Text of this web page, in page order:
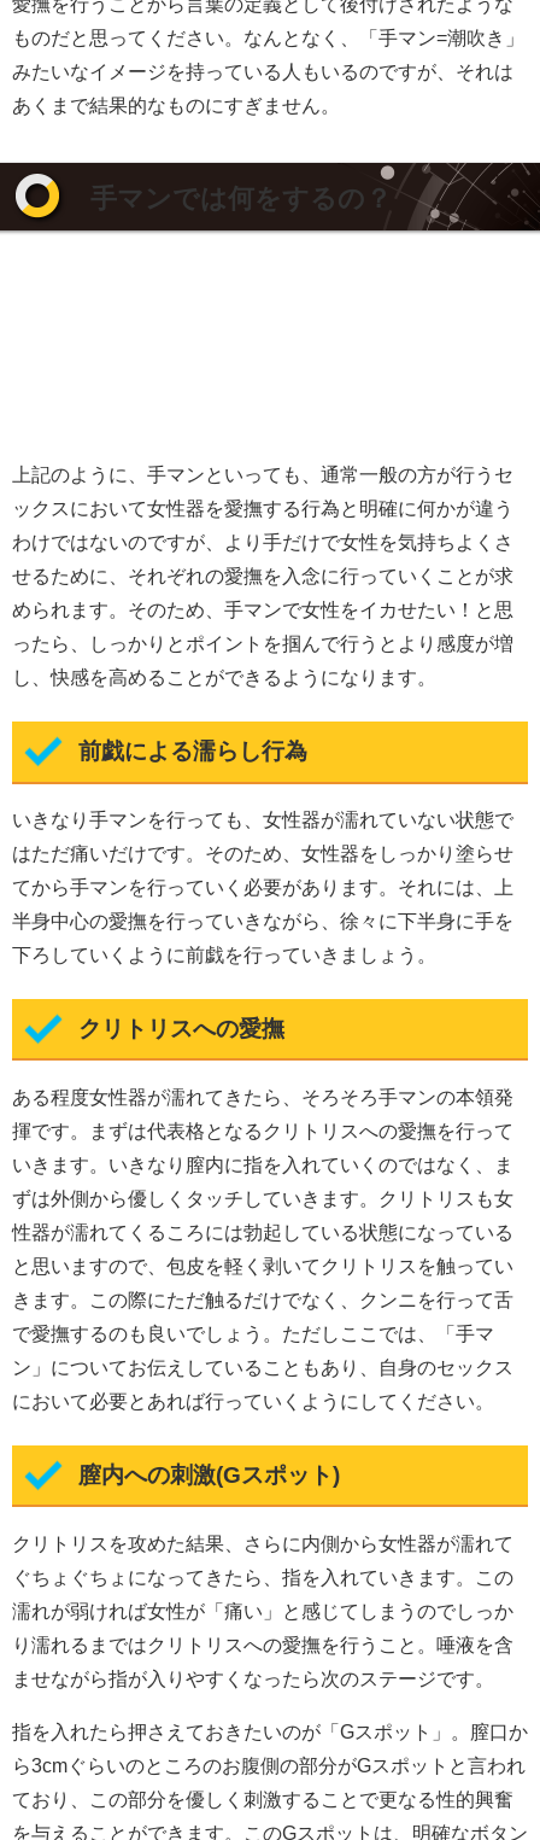
ものだと思ってください。なんとなく、「手マン=潮吹き」
みたいなイメージを持っている人もいるのですが、それは
あくまで結果的なものにすぎません。
手マンでは何をするの？
上記のように、手マンといっても、通常一般の方が行うセ
ックスにおいて女性器を愛撫する行為と明確に何かが違う
わけではないのですが、より手だけで女性を気持ちよくさ
せるために、それぞれの愛撫を入念に行っていくことが求
められます。そのため、手マンで女性をイカせたい！と思
ったら、しっかりとポイントを掴んで行うとより感度が増
し、快感を高めることができるようになります。
前戯による濡らし行為
いきなり手マンを行っても、女性器が濡れていない状態で
はただ痛いだけです。そのため、女性器をしっかり塗らせ
てから手マンを行っていく必要があります。それには、上
半身中心の愛撫を行っていきながら、徐々に下半身に手を
下ろしていくように前戯を行っていきましょう。
クリトリスへの愛撫
ある程度女性器が濡れてきたら、そろそろ手マンの本領発
揮です。まずは代表格となるクリトリスへの愛撫を行って
いきます。いきなり膣内に指を入れていくのではなく、ま
ずは外側から優しくタッチしていきます。クリトリスも女
性器が濡れてくるころには勃起している状態になっている
と思いますので、包皮を軽く剥いてクリトリスを触ってい
きます。この際にただ触るだけでなく、クンニを行って舌
で愛撫するのも良いでしょう。ただしここでは、「手マ
ン」についてお伝えしていることもあり、自身のセックス
において必要とあれば行っていくようにしてください。
膣内への刺激(Gスポット)
クリトリスを攻めた結果、さらに内側から女性器が濡れて
ぐちょぐちょになってきたら、指を入れていきます。この
濡れが弱ければ女性が「痛い」と感じてしまうのでしっか
り濡れるまではクリトリスへの愛撫を行うこと。唾液を含
ませながら指が入りやすくなったら次のステージです。
指を入れたら押さえておきたいのが「Gスポット」。膣口か
ら3cmぐらいのところのお腹側の部分がGスポットと言われ
ており、この部分を優しく刺激することで更なる性的興奮
を与えることができます。このGスポットは、明確なボタン